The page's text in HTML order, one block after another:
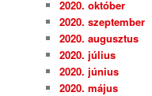
2020. október
2020. szeptember
2020. augusztus
2020. július
2020. június
2020. május